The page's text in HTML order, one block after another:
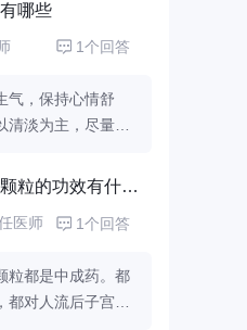
哪些
1个回答
气，保持心情舒
清淡为主，尽量少
的地方，适当的
甘油，速效救心
的情况下可以及时
好。
益母草膏和益母草颗粒的功效有什么不同
医师 1个回答
粒都是中成药。都
对人流后子宫复